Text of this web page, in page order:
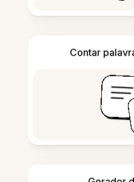
Contar